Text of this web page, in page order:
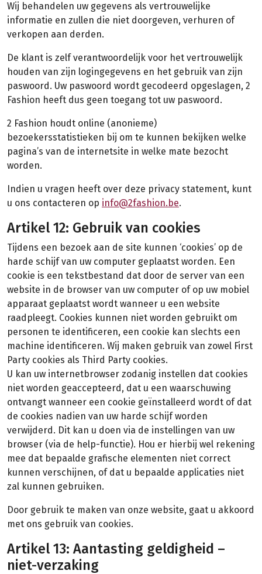
Wij behandelen uw gegevens als vertrouwelijke
informatie en zullen die niet doorgeven, verhuren of
verkopen aan derden.
De klant is zelf verantwoordelijk voor het vertrouwelijk
houden van zijn logingegevens en het gebruik van zijn
paswoord. Uw paswoord wordt gecodeerd opgeslagen, 2
Fashion heeft dus geen toegang tot uw paswoord.
2 Fashion houdt online (anonieme)
bezoekersstatistieken bij om te kunnen bekijken welke
pagina’s van de internetsite in welke mate bezocht
worden.
Indien u vragen heeft over deze privacy statement, kunt
u ons contacteren op info@2fashion.be.
Artikel 12: Gebruik van cookies
Tijdens een bezoek aan de site kunnen ‘cookies’ op de
harde schijf van uw computer geplaatst worden. Een
cookie is een tekstbestand dat door de server van een
website in de browser van uw computer of op uw mobiel
apparaat geplaatst wordt wanneer u een website
raadpleegt. Cookies kunnen niet worden gebruikt om
personen te identificeren, een cookie kan slechts een
machine identificeren. Wij maken gebruik van zowel First
Party cookies als Third Party cookies.
U kan uw internetbrowser zodanig instellen dat cookies
niet worden geaccepteerd, dat u een waarschuwing
ontvangt wanneer een cookie geïnstalleerd wordt of dat
de cookies nadien van uw harde schijf worden
verwijderd. Dit kan u doen via de instellingen van uw
browser (via de help-functie). Hou er hierbij wel rekening
mee dat bepaalde grafische elementen niet correct
kunnen verschijnen, of dat u bepaalde applicaties niet
zal kunnen gebruiken.
Door gebruik te maken van onze website, gaat u akkoord
met ons gebruik van cookies.
Artikel 13: Aantasting geldigheid –
niet-verzaking